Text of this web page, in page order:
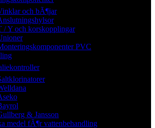
och bÃ¶jar
/ Y och korskopplingar
PVC
& Jansson
medel fÃ¶r vattenbehandling